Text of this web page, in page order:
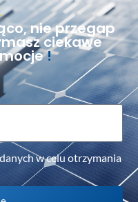
nie przegap
ciekawe
!
w celu otrzymania